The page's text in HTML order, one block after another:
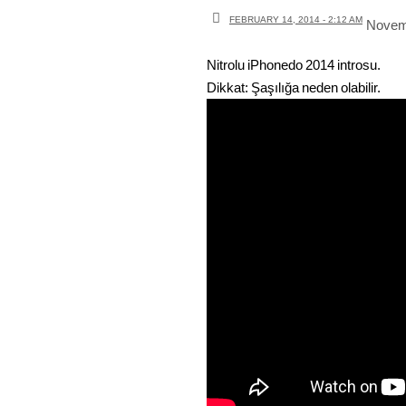
FEBRUARY 14, 2014 - 2:12 AM
Nitrolu iPhonedo 2014 introsu.
Dikkat: Şaşılığa neden olabilir.